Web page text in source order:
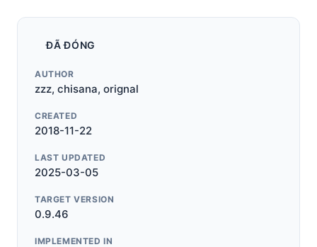
ĐÃ ĐÓNG
AUTHOR
zzz, chisana, orignal
CREATED
2018-11-22
LAST UPDATED
2025-03-05
TARGET VERSION
0.9.46
IMPLEMENTED IN